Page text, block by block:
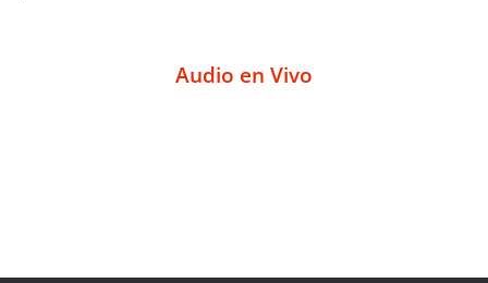
Audio en Vivo